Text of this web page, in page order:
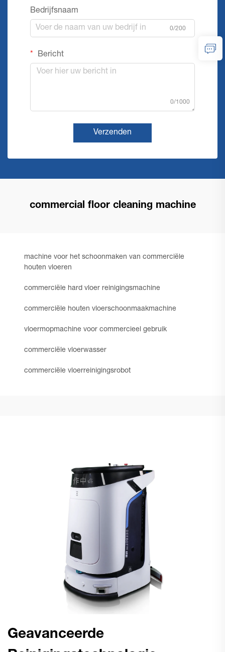
Bedrijfsnaam
0/200
Bericht
0/1000
Verzenden
commercial floor cleaning machine
machine voor het schoonmaken van commerciële
houten vloeren
commerciële hard vloer reinigingsmachine
commerciële houten vloerschoonmaakmachine
vloermopmachine voor commercieel gebruik
commerciële vloerwasser
commerciële vloerreinigingsrobot
Geavanceerde